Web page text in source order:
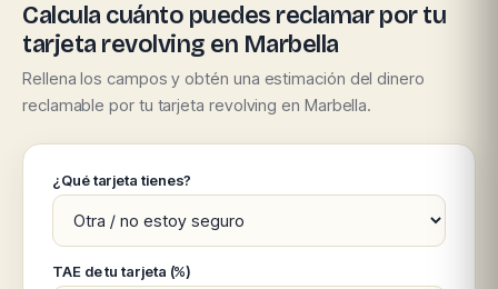
Calcula cuánto puedes reclamar por tu
tarjeta revolving en Marbella
Rellena los campos y obtén una estimación del dinero
reclamable por tu tarjeta revolving en Marbella.
¿Qué tarjeta tienes?
TAE de tu tarjeta (%)